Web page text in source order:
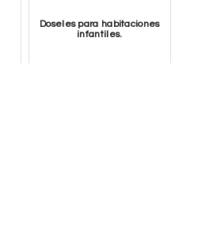
Doseles para habitaciones
infantiles.